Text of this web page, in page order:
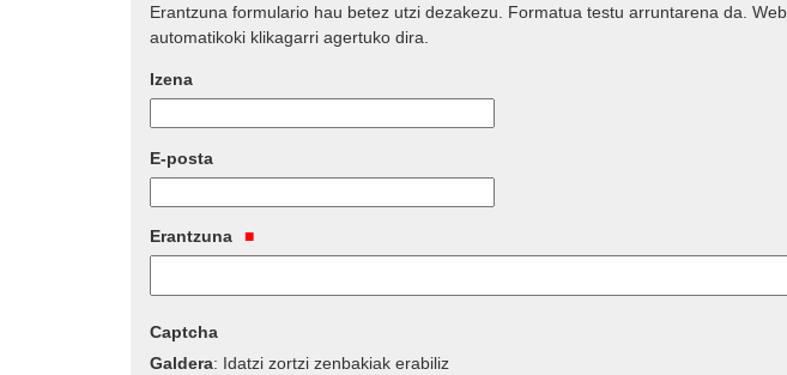
Erantzuna formulario hau betez utzi dezakezu. Formatua testu arruntarena da.
automatikoki klikagarri agertuko dira.
Izena
E-posta
Erantzuna
Captcha
Galdera: Idatzi zortzi zenbakiak erabiliz